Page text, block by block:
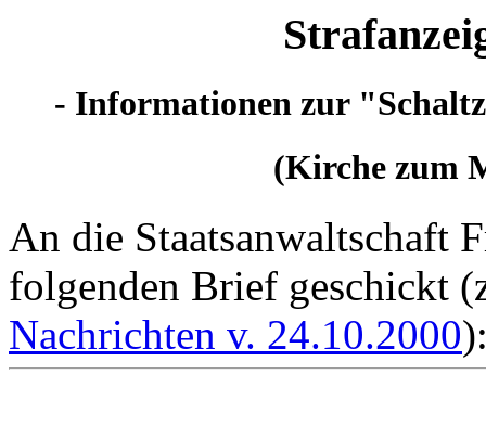
- Informationen zur
(Kirche zum
An die Staatsanwaltschaft
folgenden Brief geschickt
Nachrichten v. 24.10.2000